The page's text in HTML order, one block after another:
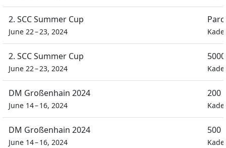
2. SCC Summer Cup
June 22 – 23, 2024
2. SCC Summer Cup
June 22 – 23, 2024
DM Großenhain 2024
June 14 – 16, 2024
200
DM Großenhain 2024
June 14 – 16, 2024
500